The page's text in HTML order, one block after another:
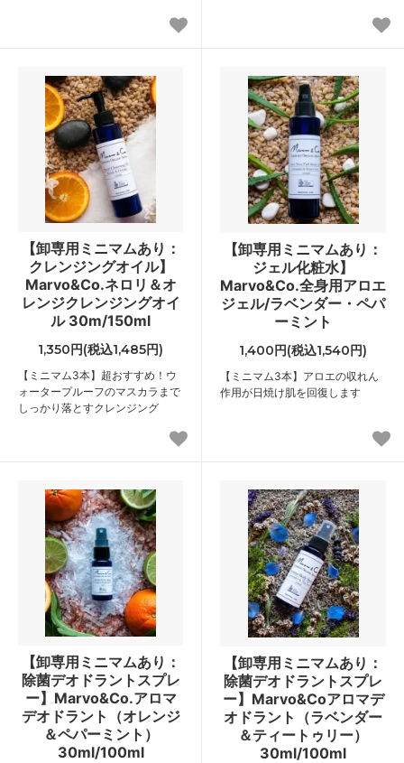
【卸専用ミニマムあり：
クレンジングオイル】
Marvo&Co.ネロリ＆オ
レンジクレンジングオイ
ル 30m/150ml
1,350円(税込1,485円)
【ミニマム3本】超おすすめ！ウ
ォータープルーフのマスカラまで
しっかり落とすクレンジング
【卸専用ミニマムあり：
ジェル化粧水】
Marvo&Co.全身用アロエ
ジェル/ラベンダー・ペパ
ーミント
1,400円(税込1,540円)
【ミニマム3本】アロエの収れん
作用が日焼け肌を回復します
【卸専用ミニマムあり：
除菌デオドラントスプレ
ー】Marvo&Co.アロマ
デオドラント（オレンジ
＆ペパーミント）
30ml/100ml
【卸専用ミニマムあり：
除菌デオドラントスプレ
ー】Marvo&Coアロマデ
オドラント（ラベンダー
＆ティートゥリー）
30ml/100ml